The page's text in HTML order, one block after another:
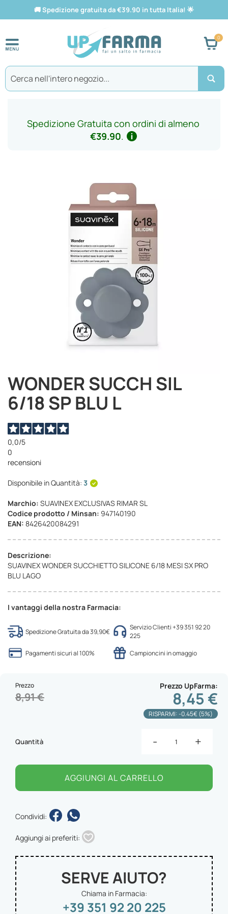
🚚Spedizione gratuita da €39.90 in tutta Italia! 🌟
Spedizione Gratuita con ordini di almeno
€39.90.
WONDER SUCCH SIL
6/18 SP BLU L
0,0/5
0
recensioni
Disponibile in Quantità: 3
Marchio: SUAVINEX EXCLUSIVAS RIMAR SL
Codice prodotto / Minsan: 947140190
EAN: 8426420084291
Descrizione:
SUAVINEX WONDER SUCCHIETTO SILICONE 6/18 MESI SX PRO
BLU LAGO
I vantaggi della nostra Farmacia:
Spedizione Gratuita da 39,90€
Servizio Clienti +39 351 92 20
225
Pagamenti sicuri al 100%
Campioncini in omaggio
Prezzo UpFarma
8,45 €
Prezzo
8,91 €
RISPARMI: -0.45€ (5%)
Quantità - +
AGGIUNGI AL CARRELLO
Condividi:
Aggiungi ai preferiti:
SERVE AIUTO?
Chiama in Farmacia:
+39 351 92 20 225
Vai
all'inizio
della
galleria
immagini